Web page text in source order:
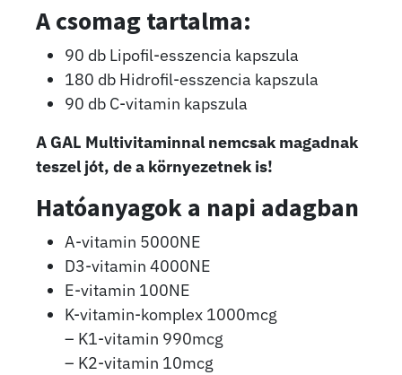
A csomag tartalma:
90 db Lipofil-esszencia kapszula
180 db Hidrofil-esszencia kapszula
90 db C-vitamin kapszula
A GAL Multivitaminnal nemcsak magadnak
teszel jót, de a környezetnek is!
Hatóanyagok a napi adagban
A-vitamin 5000NE
D3-vitamin 4000NE
E-vitamin 100NE
K-vitamin-komplex 1000mcg
– K1-vitamin 990mcg
– K2-vitamin 10mcg